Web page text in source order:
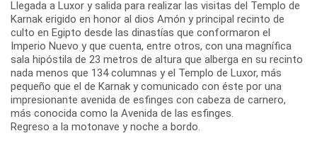
Llegada a Luxor y salida para realizar las visitas del Templo de
Karnak erigido en honor al dios Amón y principal recinto de
culto en Egipto desde las dinastías que conformaron el
Imperio Nuevo y que cuenta, entre otros, con una magnífica
sala hipóstila de 23 metros de altura que alberga en su recinto
nada menos que 134 columnas y el Templo de Luxor, más
pequeño que el de Karnak y comunicado con éste por una
impresionante avenida de esfinges con cabeza de carnero,
más conocida como la Avenida de las esfinges.
Regreso a la motonave y noche a bordo.